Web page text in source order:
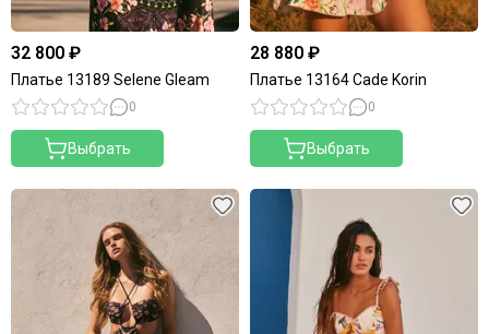
32 800 ₽
Платье 13189 Selene Gleam
0
Выбрать
28 880 ₽
Платье 13164 Cade Korin
0
Выбрать